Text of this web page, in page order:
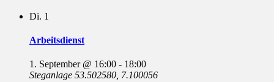
Di. 1
Arbeitsdienst
1. September @ 16:00 - 18:00
Steganlage 53.502580, 7.100056